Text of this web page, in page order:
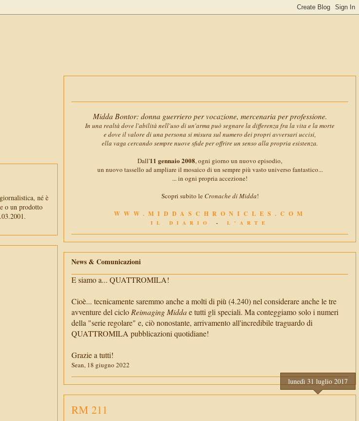
Midda Bontor: donna guerriero per vocazione, mercenaria per professione.
In una realtà dove l'abilità nell'uso di un'arma può segnare la differenza fra la vita e la morte
e dove il valore di una persona si misura sul numero dei propri avversari uccisi,
ella vaga cercando sempre nuove sfide per offrire un senso alla propria esistenza.
Dall'11 gennaio 2008, ogni giorno un nuovo episodio,
un nuovo tassello ad ampliare il mosaico di un sempre più vasto universo fantastico...
... in ogni propria accezione!
Scopri subito le Cronache di Midda!
WWW.MIDDASCHRONICLES.COM
IL DIARIO - L'ARTE
News & Comunicazioni
E siamo a... QUATTROMILA!
Cioè... tecnicamente saremmo anche a molti di più (4.240) nel considerare anche le tre
avventure del cicloReimaging Middae tutti gli speciali. Ma conteggiamo solo i numeri
della "serie regolare" e, ciò nonostante, arrivamento all'incredibile traguardo di
QUATTROMILA pubblicazioni quotidiane!
Grazie a tutti!
Sean, 18 giugno 2022
lunedì 31 luglio 2017
RM 211
né è
o un prodotto